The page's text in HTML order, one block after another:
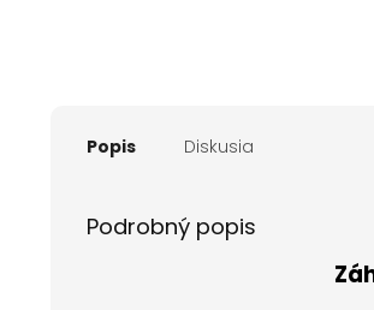
Popis Diskusia
Podrobný popis